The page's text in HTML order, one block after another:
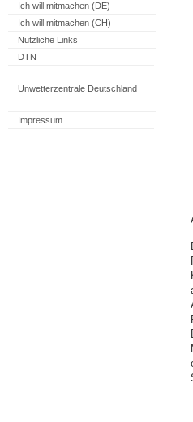
Ich will mitmachen (DE)
Ich will mitmachen (CH)
Nützliche Links
DTN
Unwetterzentrale Deutschland
Impressum